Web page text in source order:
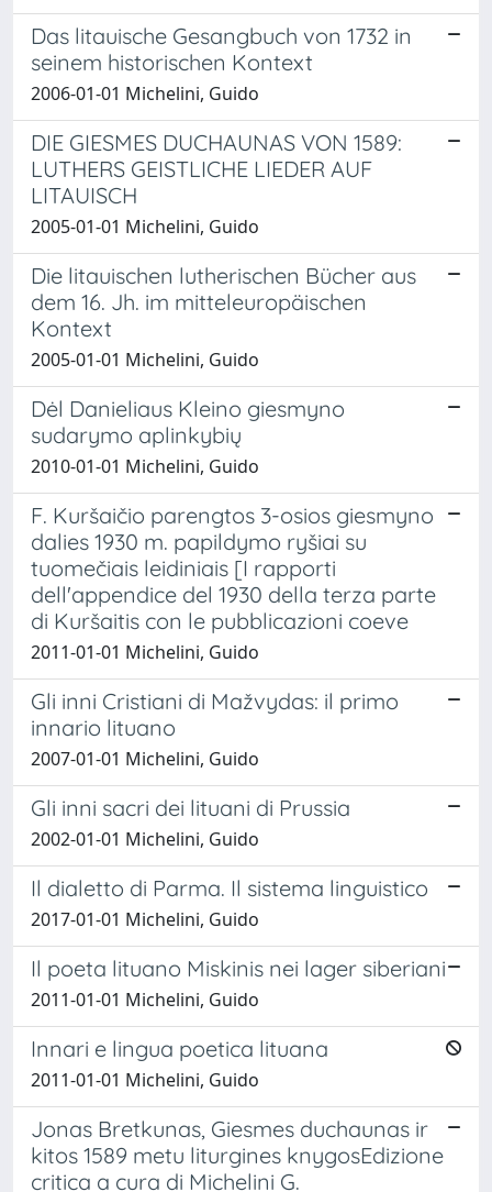
Das litauische Gesangbuch von 1732 in
seinem historischen Kontext
2006-01-01 Michelini, Guido
DIE GIESMES DUCHAUNAS VON 1589:
LUTHERS GEISTLICHE LIEDER AUF
LITAUISCH
2005-01-01 Michelini, Guido
Die litauischen lutherischen Bücher aus
dem 16. Jh. im mitteleuropäischen
Kontext
2005-01-01 Michelini, Guido
Dėl Danieliaus Kleino giesmyno
sudarymo aplinkybių
2010-01-01 Michelini, Guido
F. Kuršaičio parengtos 3-osios giesmyno
dalies 1930 m. papildymo ryšiai su
tuomečiais leidiniais [I rapporti
dell'appendice del 1930 della terza parte
di Kuršaitis con le pubblicazioni coeve
2011-01-01 Michelini, Guido
Gli inni Cristiani di Mažvydas: il primo
innario lituano
2007-01-01 Michelini, Guido
Gli inni sacri dei lituani di Prussia
2002-01-01 Michelini, Guido
Il dialetto di Parma. Il sistema linguistico
2017-01-01 Michelini, Guido
Il poeta lituano Miskinis nei lager siberiani
2011-01-01 Michelini, Guido
Innari e lingua poetica lituana
2011-01-01 Michelini, Guido
Jonas Bretkunas, Giesmes duchaunas ir
kitos 1589 metu liturgines knygosEdizione
critica a cura di Michelini G.